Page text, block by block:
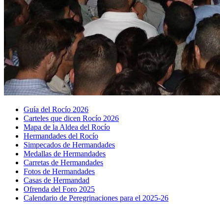
Guía del Rocío 2026
Carteles que dicen Rocío 2026
Mapa de la Aldea del Rocío
Hermandades del Rocío
Simpecados de Hermandades
Medallas de Hermandades
Carretas de Hermandades
Fotos de Hermandades
Casas de Hermandad
Ofrenda del Foro 2025
Calendario de Peregrinaciones para el 2025-26